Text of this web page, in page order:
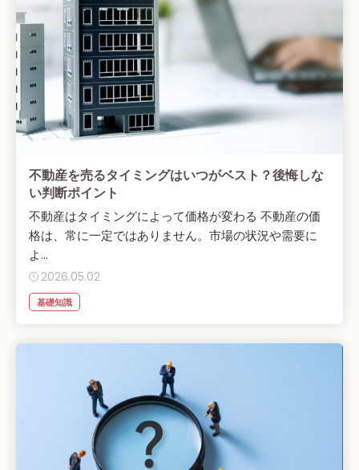
不動産を売るタイミングはいつがベスト？後悔しな
い判断ポイント
不動産はタイミングによって価格が変わる 不動産の価
格は、常に一定ではありません。市場の状況や需要に
よ...
2026.05.02
基礎知識